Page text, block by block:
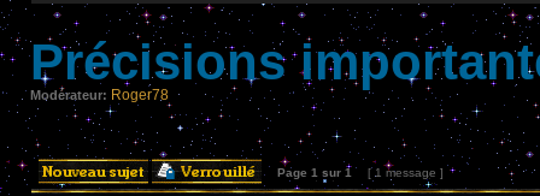
Précisions
Modérateur: Roger78
Page 1 sur 1 [ 1 message ]